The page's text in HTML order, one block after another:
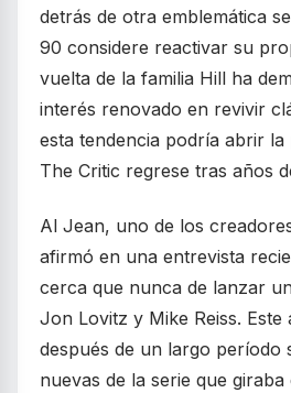
detrás de otra emblemática
90 considere reactivar su
vuelta de la familia Hill ha
interés renovado en revivir
esta tendencia podría abrir
The Critic regrese tras años
Al Jean, uno de los
afirmó en una entrevista
cerca que nunca de lanzar
Jon Lovitz y Mike Reiss. Este
después de un largo período
nuevas de la serie que